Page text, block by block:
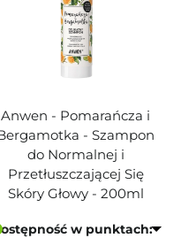
Anwen - Pomarańcza i
- Szampon
do Normalnej i
Przetłuszczającej Się
Skóry Głowy - 200ml
w punktach: